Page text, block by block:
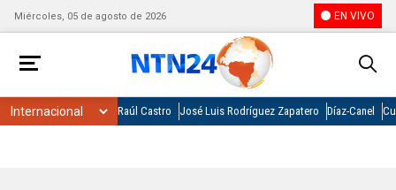
Miércoles, 05 de agosto de 2026 EN VIVO
Raúl Castro José Luis Rodríguez Zapatero Díaz-Canel